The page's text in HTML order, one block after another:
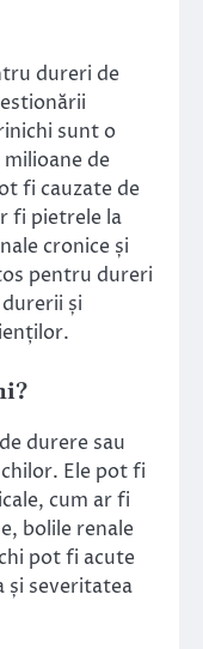
dureri de
sunt o
de
fi cauzate de
fi pietrele la
cronice și
pentru dureri
și
durere sau
Ele pot fi
cum ar fi
bolile renale
pot fi acute
și severitatea